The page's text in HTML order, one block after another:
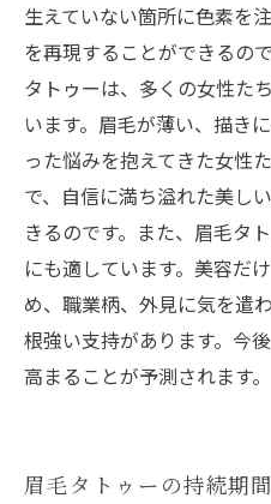
生えていない箇所に色素を
を再現することができるの
タトゥーは、多くの女性た
います。眉毛が薄い、描き
った悩みを抱えてきた女性
で、自信に満ち溢れた美し
きるのです。また、眉毛タ
にも適しています。美容だ
め、職業柄、外見に気を遣
根強い支持があります。今
高まることが予測されます。
眉毛タトゥーの持続期間